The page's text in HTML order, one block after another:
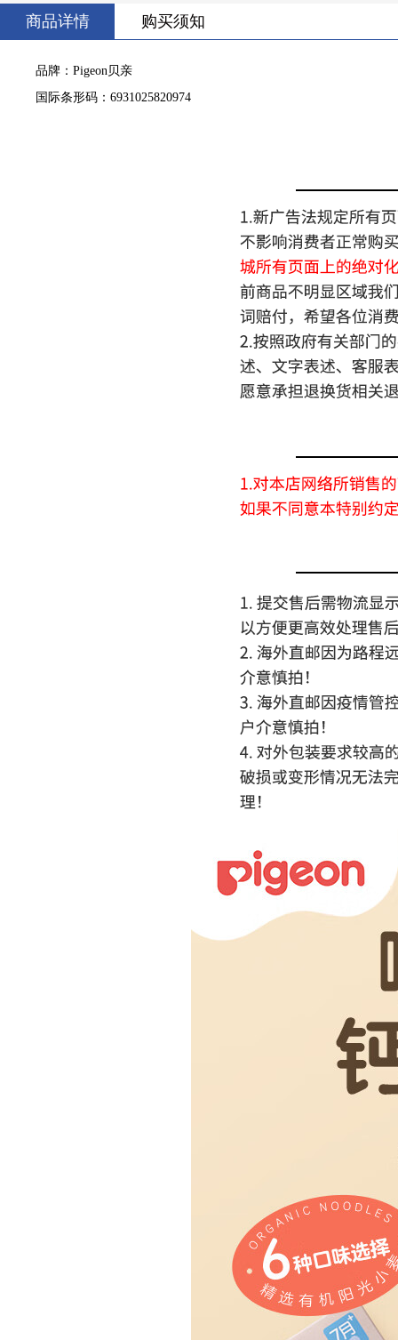
商品详情 购买须知
品牌：Pigeon贝亲
国际条形码：6931025820974